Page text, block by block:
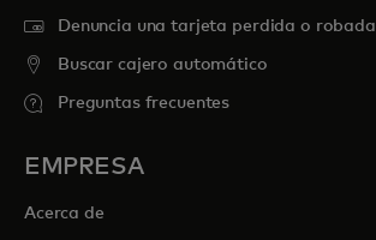
Denuncia una tarjeta perdida o robada
Buscar cajero automático
Preguntas frecuentes
EMPRESA
Acerca de